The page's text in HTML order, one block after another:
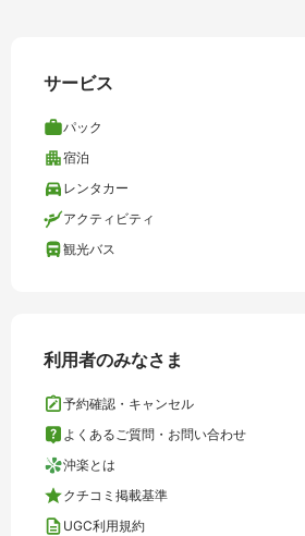
サービス
パック
宿泊
レンタカー
アクティビティ
観光バス
利用者のみなさま
予約確認・キャンセル
よくあるご質問・お問い合わせ
沖楽とは
クチコミ掲載基準
UGC利用規約